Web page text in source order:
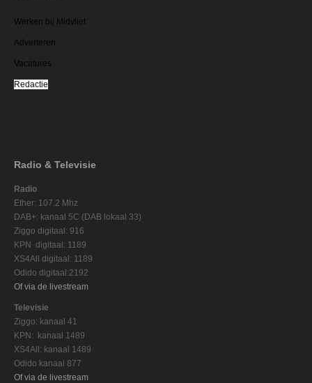
Werken bij Midvliet
Adverteren
Vacatures
Redactie
Radio & Televisie
Radio
Ether: 107.2 Mhz
DAB+: kanaal 5C (DAB lokaal 33)
Ziggo digitaal: 916
KPN digitaal: 1189
XS4All digitaal: 1189
Odido digitaal:2192
Of via de livestream
Televisie
Ziggo: kanaal 41
KPN: kanaal 1489
XS4All: kanaal 1489
Odido kanaal 877
Of via de livestream